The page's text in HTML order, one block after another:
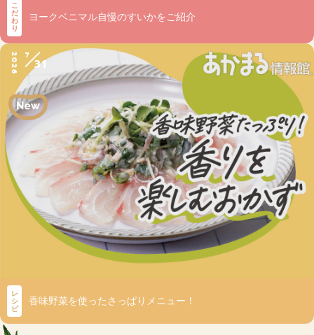
こ
だ
わ
り
ヨークベニマル自慢のすいかをご紹介
2026 7
31
レ
シ
ピ
香味野菜を使ったさっぱりメニュー！